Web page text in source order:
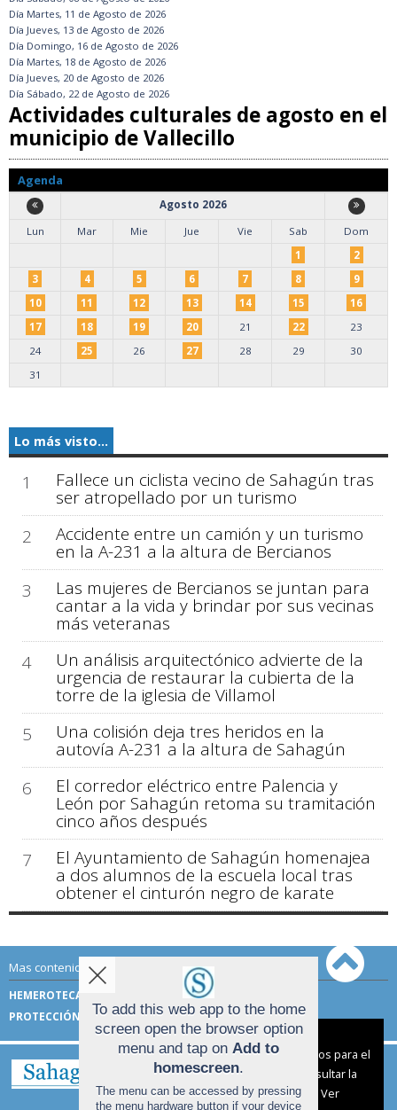
Día Martes, 11 de Agosto de 2026
Día Jueves, 13 de Agosto de 2026
Día Domingo, 16 de Agosto de 2026
Día Martes, 18 de Agosto de 2026
Día Jueves, 20 de Agosto de 2026
Día Sábado, 22 de Agosto de 2026
Actividades culturales de agosto en el
municipio de Vallecillo
Agenda
Agosto 2026
Lun
Mar Mie Jue Vie Sab
Dom
1
2
3
4 5 6 7 8
9
10
11 12 13 14 15
16
17
18 19 20 21 22
23
24
25 26 27 28 29
30
31
Lo más visto...
1 Fallece un ciclista vecino de Sahagún tras
ser atropellado por un turismo
2
Accidente entre un camión y un turismo
en la A-231 a la altura de Bercianos
3
Las mujeres de Bercianos se juntan para
cantar a la vida y brindar por sus vecinas
más veteranas
4
Un análisis arquitectónico advierte de la
urgencia de restaurar la cubierta de la
torre de la iglesia de Villamol
5
Una colisión deja tres heridos en la
autovía A-231 a la altura de Sahagún
6
El corredor eléctrico entre Palencia y
León por Sahagún retoma su tramitación
cinco años después
7
El Ayuntamiento de Sahagún homenajea
a dos alumnos de la escuela local tras
obtener el cinturón negro de karate
Mas contenido de Sahagún Digital:
HEMEROTECA
TÉRMINOS DE USO
PROTECCIÓN DE DATOSTo add this web app to the home
screen open the browser option
menu and tap on Add to
homescreen.
The menu can be accessed by pressing
the menu hardware button if your device
Aviso sobre el Uso de cookies:
Utilizamos cookies nuestras y de terceros para el
funcionamiento del digital. Puedes consultar la
lista de cookies y como desconectarlas.
Ver